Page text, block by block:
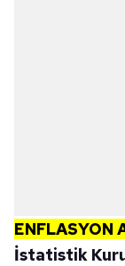
ENFLASYON
İstatistik